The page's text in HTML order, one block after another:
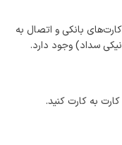
پرداخت در محل
می‌شود.
بانکی و اتصال به
سداد) وجود دارد.
به کارت کنید.